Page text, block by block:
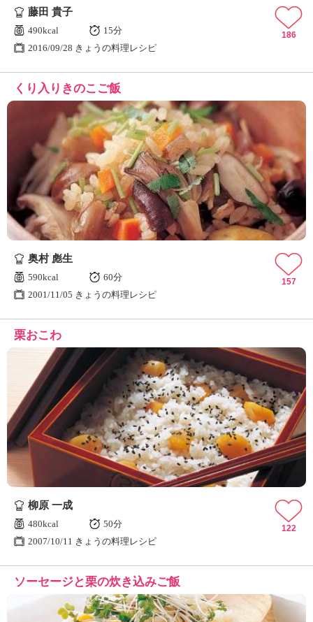
藤田 貴子
490kcal
15分
2016/09/28 きょうの料理レシピ
186
くり入りきのこご飯
奥村 彪生
590kcal
60分
2001/11/05 きょうの料理レシピ
157
栗おこわ
柳原 一成
480kcal
50分
2007/10/11 きょうの料理レシピ
122
ソーセージと栗の炊き込みご飯